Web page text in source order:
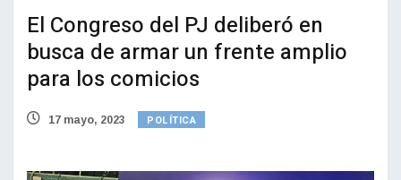
El Congreso del PJ deliberó en
busca de armar un frente amplio
para los comicios
17 mayo, 2023 POLÍTICA